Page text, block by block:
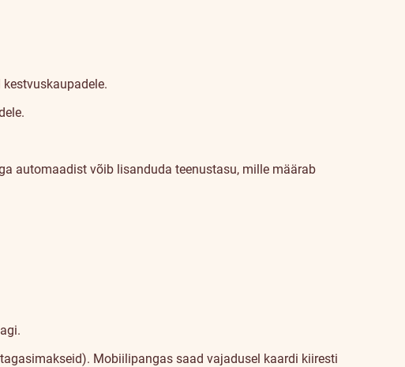
automaadist võib lisanduda teenustasu, mille määrab
Mobiilipangas saad vajadusel kaardi kiiresti